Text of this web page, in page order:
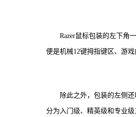
Razer鼠标包装的左下角
便是机械12键拇指键区、游
除此之外，包装的左侧
分为入门级、精英级和专业级